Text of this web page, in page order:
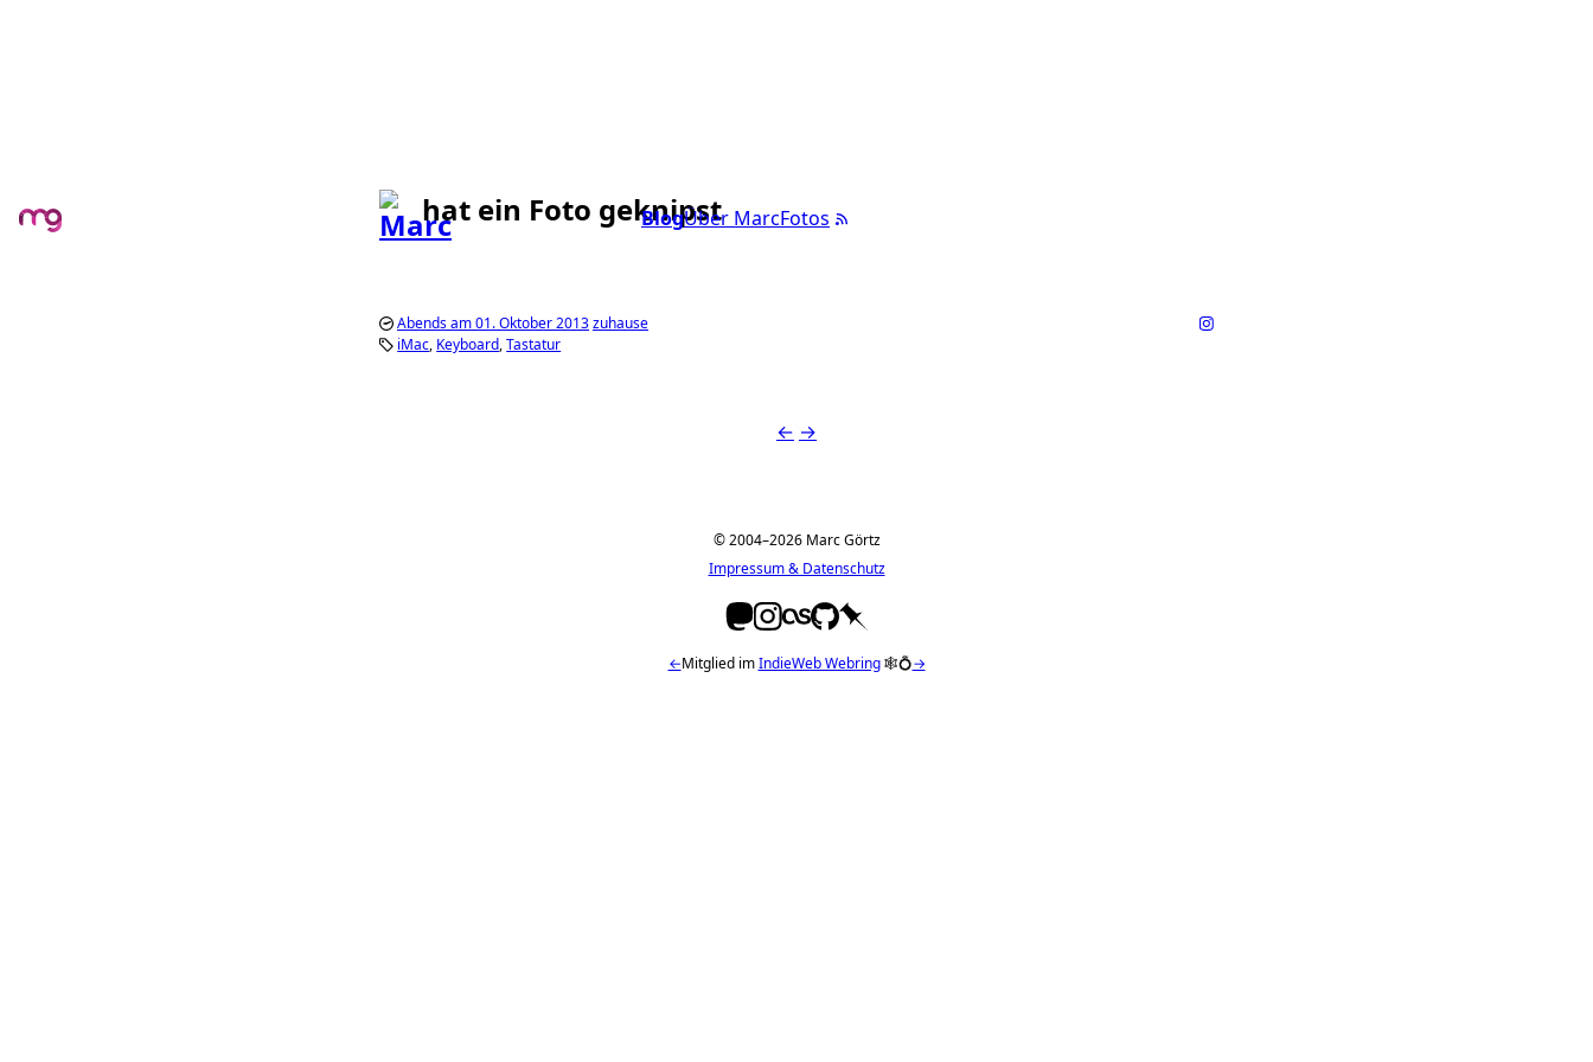
BlogÜber MarcFotos
hat ein Foto geknipst
Abends am 01. Oktober 2013zuhause
iMac Keyboard Tastatur
← →
© 2004–2026 Marc Görtz
Impressum & Datenschutz
←Mitglied imIndieWeb Webring🕸💍→